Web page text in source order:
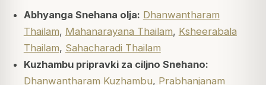
Abhyanga Snehana olja: Dhanwantharam
Thailam, Mahanarayana Thailam, Ksheerabala
Thailam, Sahacharadi Thailam
Kuzhambu pripravki za ciljno Snehano:
Dhanwantharam Kuzhambu, Prabhanjanam